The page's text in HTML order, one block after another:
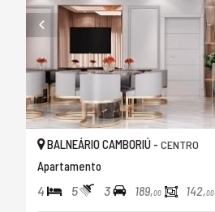
BALNEÁRIO CAMBORIÚ - CENTRO
Apartamento
4 5 3 189,00 142,00